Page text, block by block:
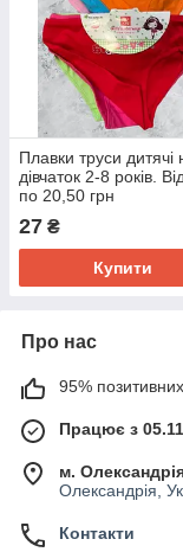
Плавки труси дитячі
дівчаток 2-8 років.
по 20,50 грн
27 ₴
Купити
Про нас
95% позитивних
Працює з
м.
Олександрія,
Контакти